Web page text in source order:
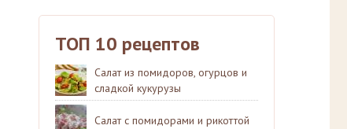
ТОП 10 рецептов
Салат из помидоров, огурцов и
сладкой кукурузы
Салат с помидорами и рикоттой